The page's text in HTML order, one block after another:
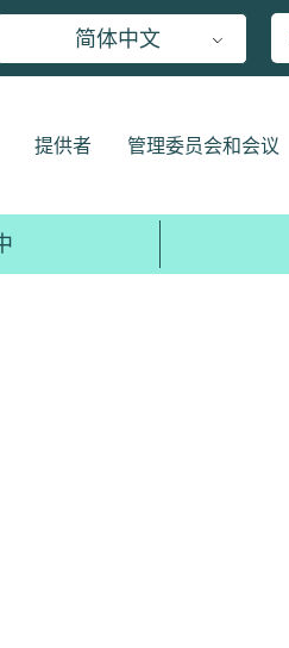
简体中文
提供者 管理委员会和会议